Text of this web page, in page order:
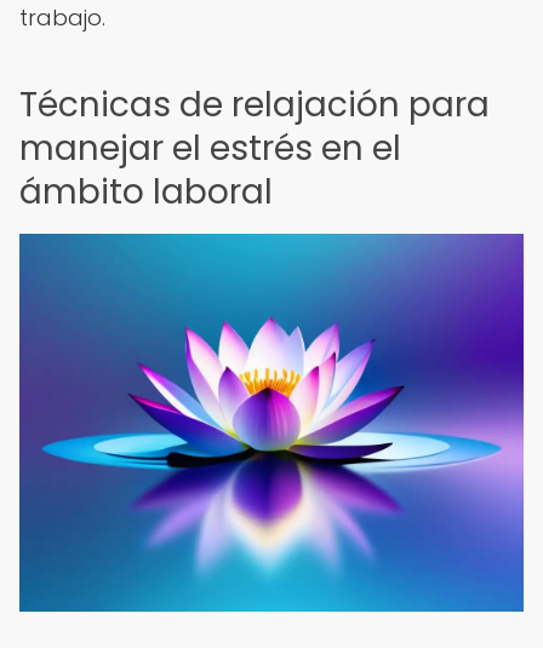
trabajo.
Técnicas de relajación para
manejar el estrés en el
ámbito laboral